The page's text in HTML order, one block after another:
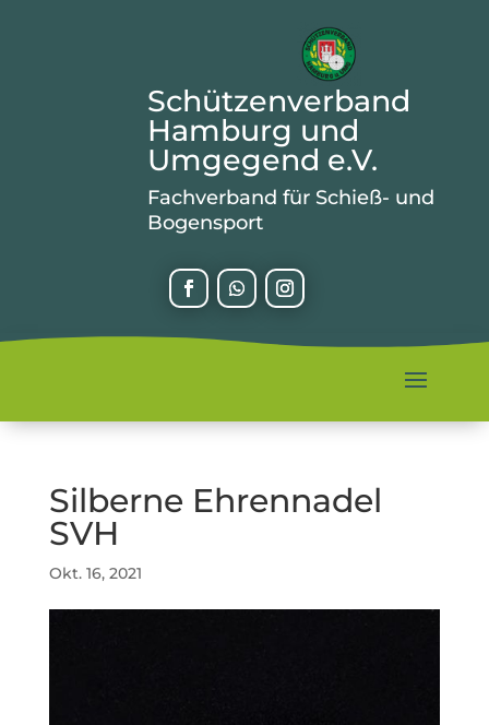
Schützenverband
Hamburg und
Umgegend e.V.
Fachverband für Schieß- und
Bogensport
Silberne Ehrennadel
SVH
Okt. 16, 2021